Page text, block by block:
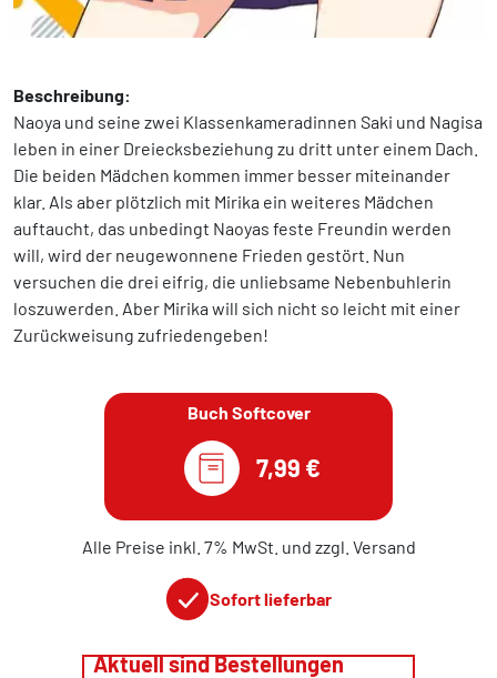
Beschreibung:
Naoya und seine zwei Klassenkameradinnen Saki und Nagisa
leben in einer Dreiecksbeziehung zu dritt unter einem Dach.
Die beiden Mädchen kommen immer besser miteinander
klar. Als aber plötzlich mit Mirika ein weiteres Mädchen
auftaucht, das unbedingt Naoyas feste Freundin werden
will, wird der neugewonnene Frieden gestört. Nun
versuchen die drei eifrig, die unliebsame Nebenbuhlerin
loszuwerden. Aber Mirika will sich nicht so leicht mit einer
Zurückweisung zufriedengeben!
Buch Softcover
7,99 €
Alle Preise inkl. 7% MwSt. und zzgl. Versand
Sofort lieferbar
Aktuell sind Bestellungen